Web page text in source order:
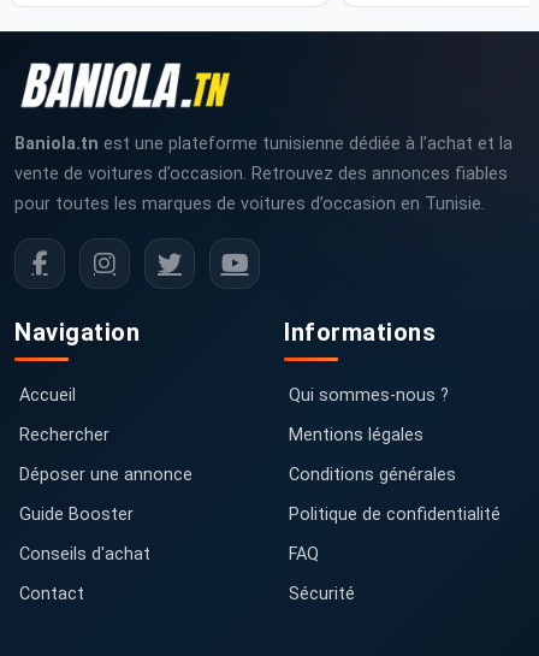
Baniola.tn est une plateforme tunisienne dédiée à l’achat et la
vente de voitures d’occasion. Retrouvez des annonces fiables
pour toutes les marques de voitures d’occasion en Tunisie.
Navigation
Accueil
Rechercher
Déposer une annonce
Guide Booster
Conseils d'achat
Contact
Informations
Qui sommes-nous ?
Mentions légales
Conditions générales
Politique de confidentialité
FAQ
Sécurité